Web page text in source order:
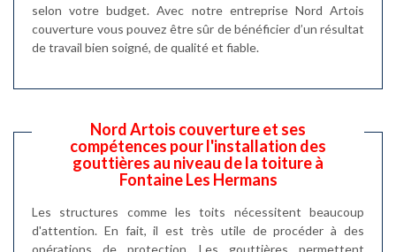
selon votre budget. Avec notre entreprise Nord Artois
couverture vous pouvez être sûr de bénéficier d’un résultat
de travail bien soigné, de qualité et fiable.
Nord Artois couverture et ses
compétences pour l'installation des
gouttières au niveau de la toiture à
Fontaine Les Hermans
Les structures comme les toits nécessitent beaucoup
d'attention. En fait, il est très utile de procéder à des
opérations de protection. Les gouttières permettent